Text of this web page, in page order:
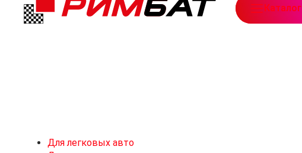
Можайское ш., 165, стр. 1,Каталог
Для легковых авто